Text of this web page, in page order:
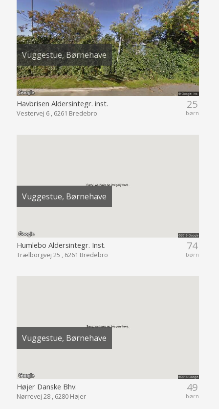
Vuggestue, Børnehave
25
børn
Havbrisen Aldersintegr. inst.
Vestervej 6 , 6261 Bredebro
Vuggestue, Børnehave
74
børn
Humlebo Aldersintegr. Inst.
Trælborgvej 25 , 6261 Bredebro
Vuggestue, Børnehave
49
børn
Højer Danske Bhv.
Nørrevej 28 , 6280 Højer